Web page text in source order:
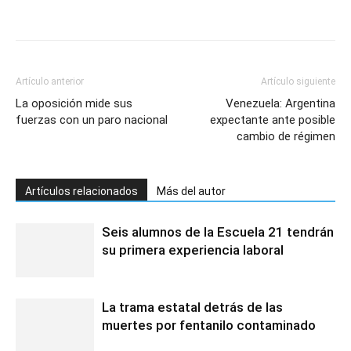
Artículo anterior
La oposición mide sus
fuerzas con un paro nacional
Artículo siguiente
Venezuela: Argentina
expectante ante posible
cambio de régimen
Artículos relacionados Más del autor
Seis alumnos de la Escuela 21 tendrán
su primera experiencia laboral
La trama estatal detrás de las
muertes por fentanilo contaminado